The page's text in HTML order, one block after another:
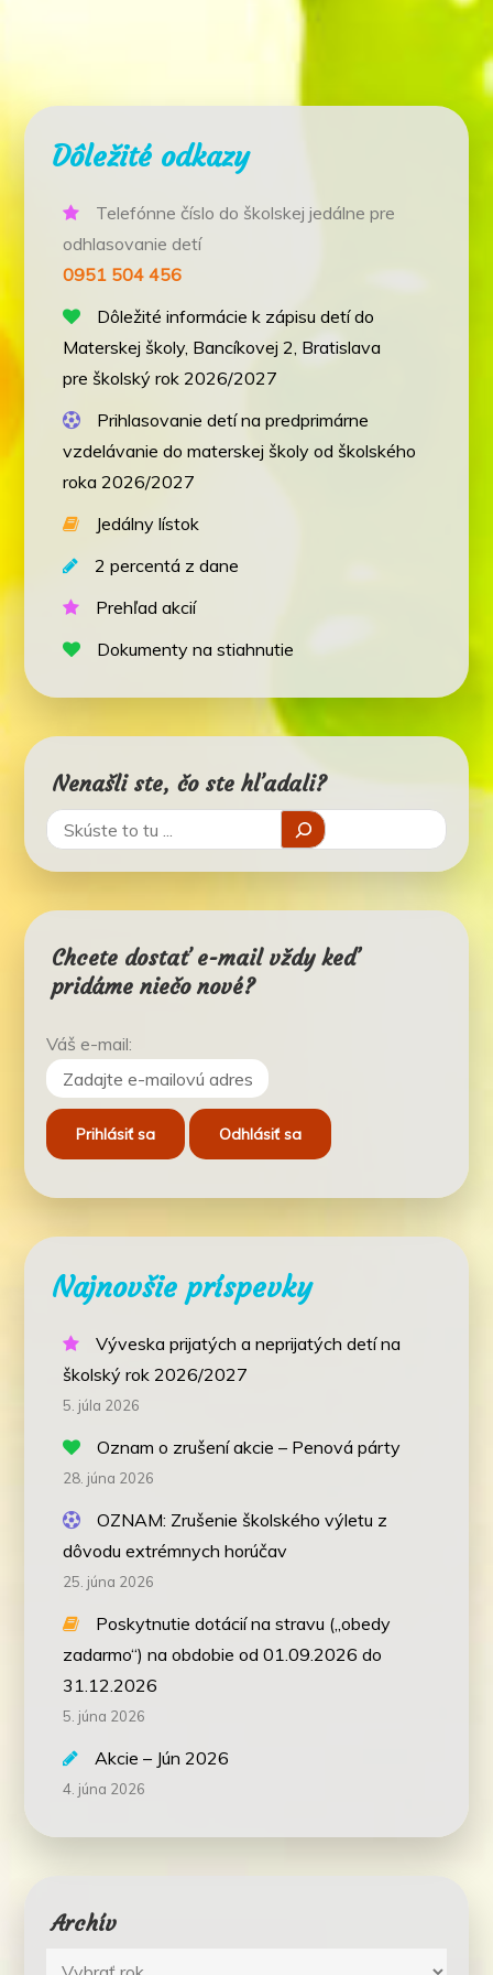
Dôležité odkazy
Telefónne číslo do školskej jedálne pre
odhlasovanie detí
0951 504 456
Dôležité informácie k zápisu detí do
Materskej školy, Bancíkovej 2, Bratislava
pre školský rok 2026/2027
Prihlasovanie detí na predprimárne
vzdelávanie do materskej školy od školského
roka 2026/2027
Jedálny lístok
2 percentá z dane
Prehľad akcií
Dokumenty na stiahnutie
Nenašli ste, čo ste hľadali?
Chcete dostať e-mail vždy keď
pridáme niečo nové?
Váš e-mail:
Najnovšie príspevky
Výveska prijatých a neprijatých detí na
školský rok 2026/2027
5. júla 2026
Oznam o zrušení akcie – Penová párty
28. júna 2026
OZNAM: Zrušenie školského výletu z
dôvodu extrémnych horúčav
25. júna 2026
Poskytnutie dotácií na stravu („obedy
zadarmo“) na obdobie od 01.09.2026 do
31.12.2026
5. júna 2026
Akcie – Jún 2026
4. júna 2026
Archív
Archív